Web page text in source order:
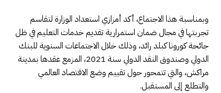
وبمناسبة هذا الاجتماع، أكد أمزازي استعداد الوزارة لتقاسم
تجربتها في مجال ضمان استمرارية تقديم خدمات التعليم في ظل
جائحة كورونا كبلد رائد، وذلك خلال الاجتماعات السنوية للبنك
الدولي وصندوق النقد الدولي سنة 2021، المزمع عقدها بمدينة
مراكش، والتي تتمحور حول تقييم وضع الاقتصاد العالمي
والتطلع إلى المستقبل.